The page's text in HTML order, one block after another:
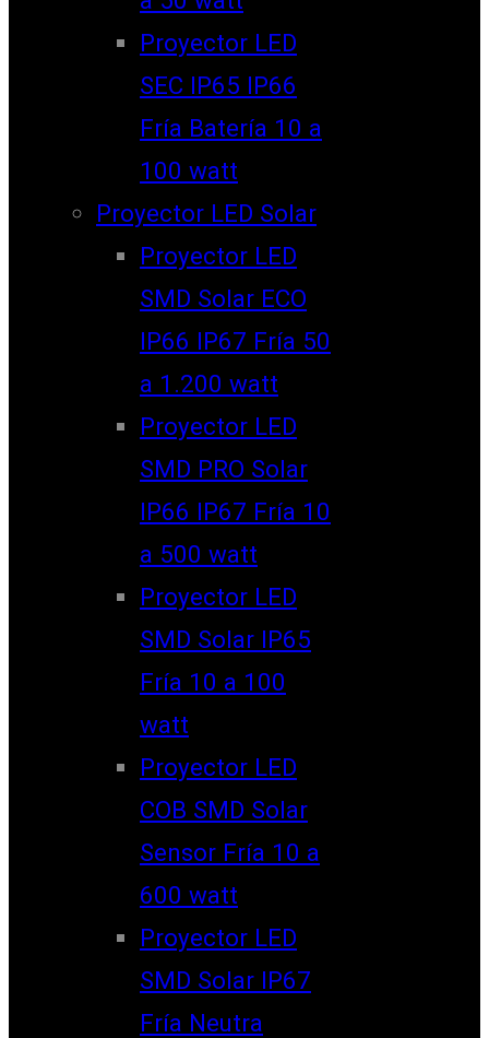
Proyector LED
SEC IP65 IP66
Fría Batería 10 a
100 watt
Proyector LED Solar
Proyector LED
SMD Solar ECO
IP66 IP67 Fría 50
a 1.200 watt
Proyector LED
SMD PRO Solar
IP66 IP67 Fría 10
a 500 watt
Proyector LED
SMD Solar IP65
Fría 10 a 100
watt
Proyector LED
COB SMD Solar
Sensor Fría 10 a
600 watt
Proyector LED
SMD Solar IP67
Fría Neutra